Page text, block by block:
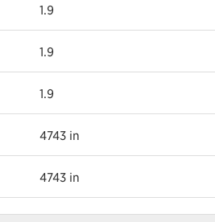
1.9
1.9
1.9
4743 in
4743 in